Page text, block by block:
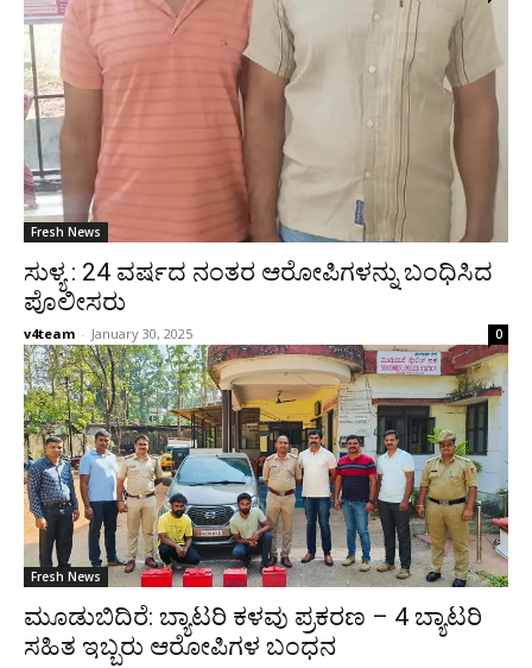
Fresh News
ಸುಳ್ಯ : 24 ವರ್ಷದ ನಂತರ ಆರೋಪಿಗಳನ್ನು ಬಂಧಿಸಿದ
ಪೊಲೀಸರು
v4team - January 30, 2025 0
Fresh News
ಮೂಡುಬಿದಿರೆ: ಬ್ಯಾಟರಿ ಕಳವು ಪ್ರಕರಣ – 4 ಬ್ಯಾಟರಿ
ಸಹಿತ ಇಬ್ಬರು ಆರೋಪಿಗಳ ಬಂಧನ